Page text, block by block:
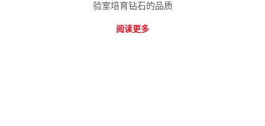
验室培育钻石的品质
阅读更多